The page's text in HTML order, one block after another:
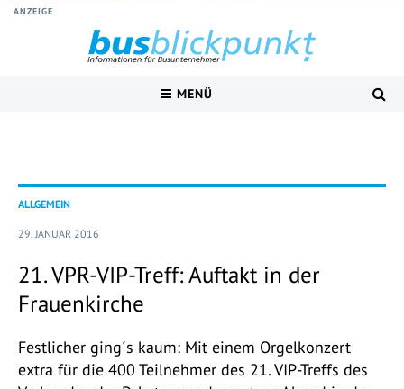
ANZEIGE
MENÜ
ALLGEMEIN
29. JANUAR 2016
21. VPR-VIP-Treff: Auftakt in der
Frauenkirche
Festlicher ging´s kaum: Mit einem Orgelkonzert
extra für die 400 Teilnehmer des 21. VIP-Treffs des